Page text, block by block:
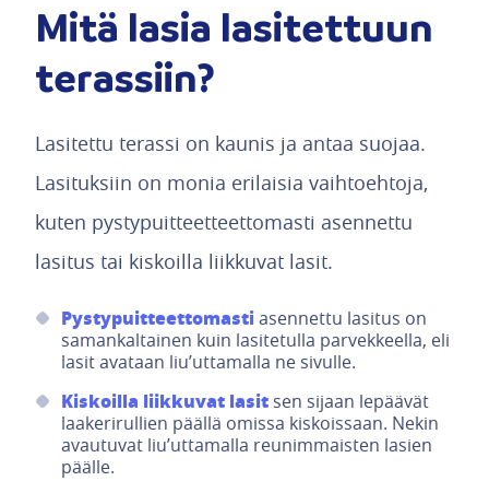
Mitä lasia lasitettuun
terassiin?
Lasitettu terassi on kaunis ja antaa suojaa.
Lasituksiin on monia erilaisia vaihtoehtoja,
kuten pystypuitteetteettomasti asennettu
lasitus tai kiskoilla liikkuvat lasit.
Pystypuitteettomastiasennettu lasitus on
samankaltainen kuin lasitetulla parvekkeella, eli
lasit avataan liu’uttamalla ne sivulle.
Kiskoilla liikkuvat lasit sen sijaan lepäävät
laakerirullien päällä omissa kiskoissaan. Nekin
avautuvat liu’uttamalla reunimmaisten lasien
päälle.